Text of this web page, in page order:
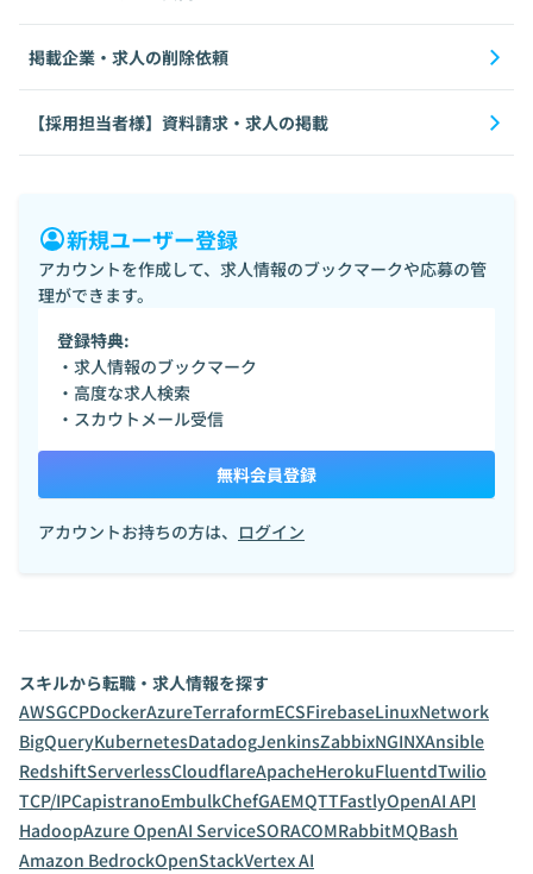
掲載企業・求人の削除依頼
【採用担当者様】資料請求・求人の掲載
新規ユーザー登録
アカウントを作成して、求人情報のブックマークや応募の管
理ができます。
登録特典:
・求人情報のブックマーク
・高度な求人検索
・スカウトメール受信
無料会員登録
アカウントお持ちの方は、 ログイン
スキルから転職・求人情報を探す
AWSGCPDockerAzureTerraformECSFirebaseLinuxNetwork
BigQueryKubernetesDatadogJenkinsZabbixNGINXAnsible
RedshiftServerlessCloudflareApacheHerokuFluentdTwilio
TCP/IPCapistranoEmbulkChefGAEMQTTFastlyOpenAI API
HadoopAzure OpenAI ServiceSORACOMRabbitMQBash
Amazon BedrockOpenStackVertex AI